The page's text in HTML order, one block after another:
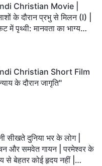
Christian Movie |
के दौरान प्रभु से मिलन (I) |
में पृथ्वी: मानवता का भाग्य
Christian Short Film
के दौरान जागृति"
सीखते दुनिया भर के लोग |
और समवेत गायन | परमेश्वर के
से बेहतर कोई हृदय नहीं |